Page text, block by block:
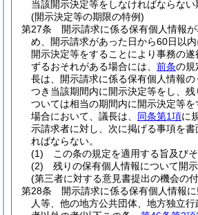
当該開示決定等をしなければならない
(開示決定等の期限の特例)
第27条
開示請求に係る保有個人情報
め、開示請求があった日から60日以
開示決定等をすることにより事務の
ずるおそれがある場合には、 前条の規
長は、開示請求に係る保有個人情報
つき当該期間内に開示決定等をし、
ついては相当の期間内に開示決定等を
場合において、議長は、 同条第1項に
示請求者に対し、次に掲げる事項を
ればならない。
(1)
この条の規定を適用する旨及び
(2)
残りの保有個人情報について開
(第三者に対する意見書提出の機会の
第28条
開示請求に係る保有個人情報
人等、他の地方公共団体、地方独立